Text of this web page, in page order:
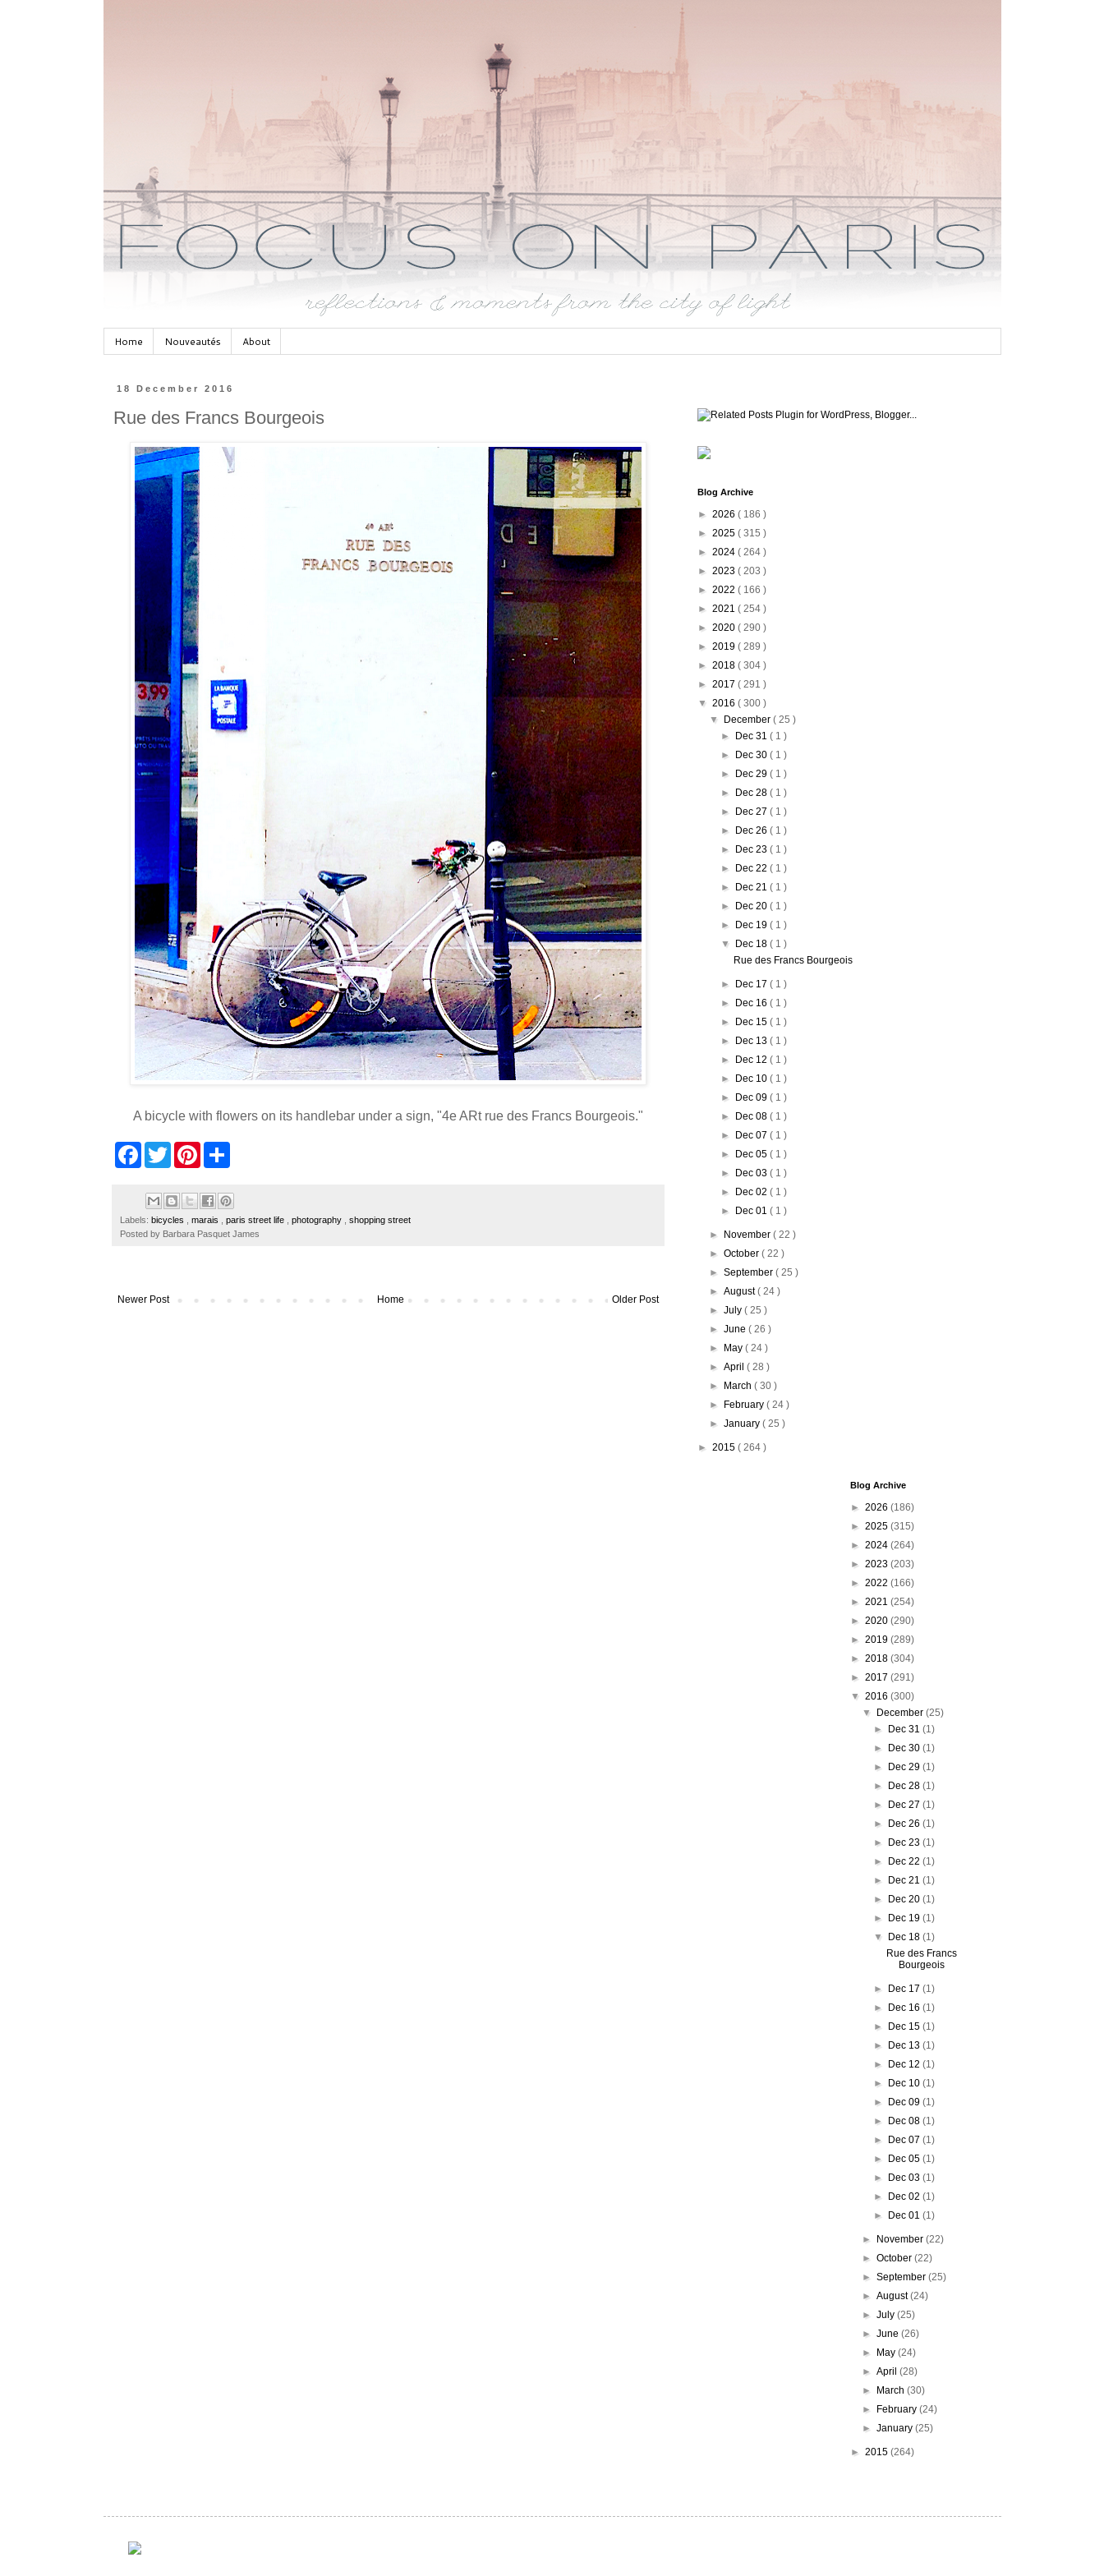
Home Nouveautés About
18 December 2016
Rue des Francs Bourgeois
A bicycle with flowers on its handlebar under a sign, "4e ARt rue des Francs Bourgeois."
o
k
w
t
e
s
e
Labels: bicycles , marais , paris street life , photography , shopping street
Posted by Barbara Pasquet James
Newer Post Older Post
Home
Blog Archive
► 2026 ( 186 )
► 2025 ( 315 )
► 2024 ( 264 )
► 2023 ( 203 )
► 2022 ( 166 )
► 2021 ( 254 )
► 2020 ( 290 )
► 2019 ( 289 )
► 2018 ( 304 )
► 2017 ( 291 )
▼ 2016 ( 300 )
▼
December ( 25 )
►
Dec 31( 1 )
►
Dec 30( 1 )
►
Dec 29( 1 )
►
Dec 28( 1 )
►
Dec 27( 1 )
►
Dec 26( 1 )
►
Dec 23( 1 )
►
Dec 22( 1 )
►
Dec 21( 1 )
►
Dec 20( 1 )
►
Dec 19( 1 )
▼
Dec 18( 1 )
Rue des Francs Bourgeois
► Dec 17( 1 )
►
Dec 16( 1 )
►
Dec 15( 1 )
►
Dec 13( 1 )
►
Dec 12( 1 )
►
Dec 10( 1 )
►
Dec 09( 1 )
►
Dec 08( 1 )
►
Dec 07( 1 )
►
Dec 05( 1 )
►
Dec 03( 1 )
►
Dec 02( 1 )
►
Dec 01( 1 )
► November ( 22 )
► October ( 22 )
► September ( 25 )
► August( 24 )
► July ( 25 )
► June ( 26 )
►
May ( 24 )
► April ( 28 )
►
March ( 30 )
►
February ( 24 )
► January ( 25 )
► 2015 ( 264 )
Blog Archive
► 2026 (186)
► 2025 (315)
► 2024 (264)
► 2023 (203)
► 2022 (166)
► 2021 (254)
► 2020 (290)
► 2019 (289)
► 2018 (304)
► 2017 (291)
▼ 2016 (300)
▼
December (25)
►
Dec 31(1)
►
Dec 30(1)
►
Dec 29(1)
►
Dec 28(1)
►
Dec 27(1)
►
Dec 26(1)
►
Dec 23(1)
►
Dec 22(1)
►
Dec 21(1)
►
Dec 20(1)
►
Dec 19(1)
▼
Dec 18(1)
Rue des Francs
Bourgeois
► Dec 17(1)
►
Dec 16(1)
►
Dec 15(1)
►
Dec 13(1)
►
Dec 12(1)
►
Dec 10(1)
►
Dec 09(1)
►
Dec 08(1)
►
Dec 07(1)
►
Dec 05(1)
►
Dec 03(1)
►
Dec 02(1)
►
Dec 01(1)
► November (22)
► October (22)
► September (25)
► August(24)
► July (25)
► June (26)
►
May (24)
► April (28)
►
March (30)
►
February (24)
► January (25)
► 2015 (264)